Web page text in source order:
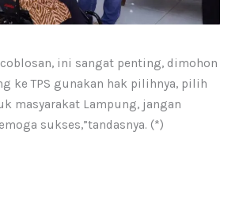
ini sangat penting, dimohon
ke TPS gunakan hak pilihnya, pilih
masyarakat Lampung, jangan
sukses,”tandasnya. (*)